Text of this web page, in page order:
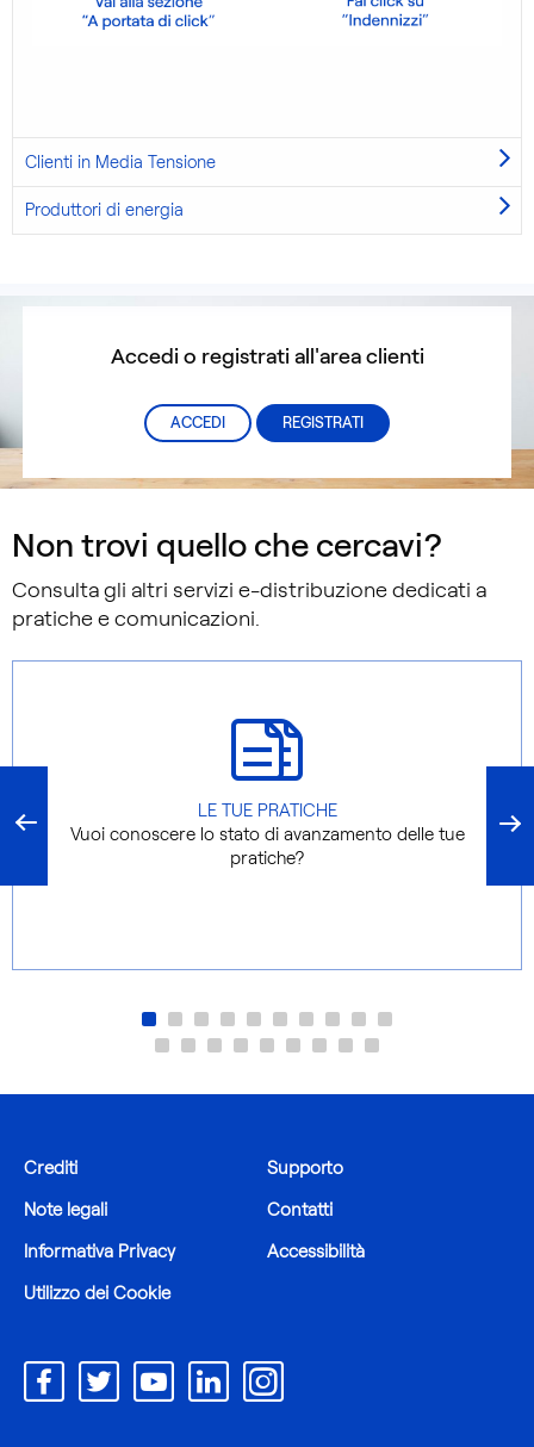
Clienti in Media Tensione
Produttori di energia
Accedi o registrati all'area clienti
ACCEDI REGISTRATI
Non trovi quello che cercavi?
Consulta gli altri servizi e-distribuzione dedicati a
pratiche e comunicazioni.
LE TUE PRATICHE
Vuoi conoscere lo stato di avanzamento delle tue
pratiche?
Crediti
Note legali
Informativa Privacy
Utilizzo dei Cookie
Supporto
Contatti
Accessibilità